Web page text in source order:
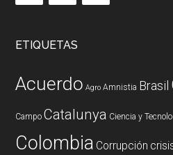
ETIQUETAS
Acuerdo Agro Amnistia Brasil
Campo Catalunya Ciencia y
Colombia Corrupción